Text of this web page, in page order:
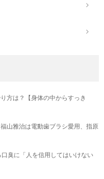
方は？【身体の中からすっき
山雅治は電動歯ブラシ愛用、指原
臭に「人を信用してはいけない